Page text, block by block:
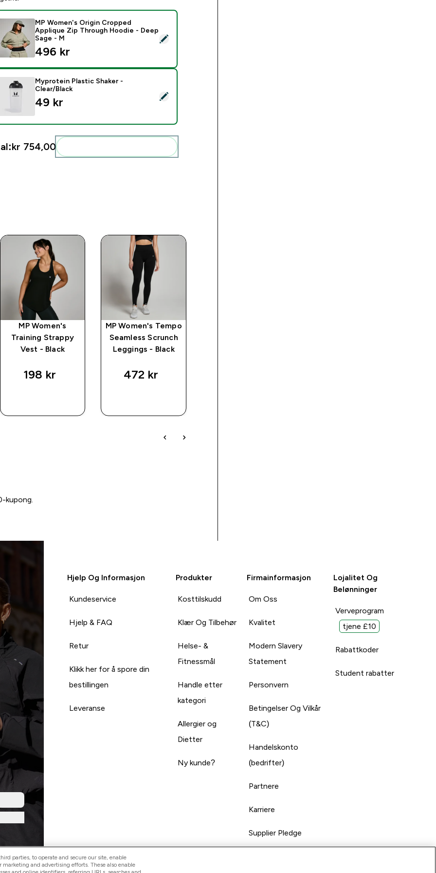
this product - MP Women's Origin Cropped Applique Zip Through Hoodie - Deep Sage - M
MP Women's Origin Cropped
Applique Zip Through Hoodie - Deep
Sage - M
496 kr‎
this product - Myprotein Plastic Shaker - Clear/Black
Myprotein Plastic Shaker -
Clear/Black
49 kr‎
kr 754,00‎
MP Women's
Training Strappy
Vest - Black
198 kr‎
MP Women's Tempo
Seamless Scrunch
Leggings - Black
472 kr‎
kupong.
Hjelp Og Informasjon
Kundeservice
Hjelp & FAQ
Retur
Klikk her for å spore din
bestillingen
Leveranse
Produkter
Kosttilskudd
Klær Og Tilbehør
Helse- &
Fitnessmål
Handle etter
kategori
Allergier og
Dietter
Ny kunde?
Firmainformasjon
Om Oss
Kvalitet
Modern Slavery
Statement
Personvern
Betingelser Og Vilkår
(T&C)
Handelskonto
(bedrifter)
Partnere
Karriere
Supplier Pledge
Lojalitet Og
Belønninger
Verveprogram
tjene £10
Rabattkoder
Student rabatter
parties, to operate and secure our site, enable
and advertising efforts. These also enable